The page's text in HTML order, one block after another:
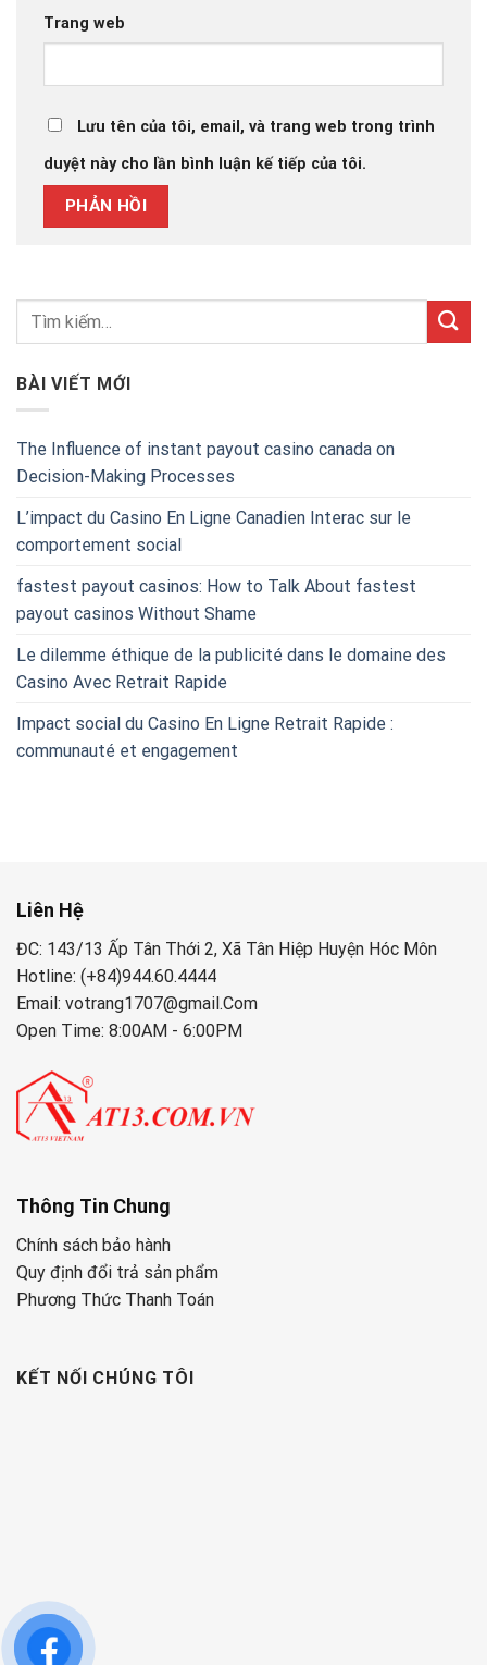
Trang web
Lưu tên của tôi, email, và trang web trong trình
duyệt này cho lần bình luận kế tiếp của tôi.
BÀI VIẾT MỚI
The Influence of instant payout casino canada on
Decision-Making Processes
L’impact du Casino En Ligne Canadien Interac sur le
comportement social
fastest payout casinos: How to Talk About fastest
payout casinos Without Shame
Le dilemme éthique de la publicité dans le domaine des
Casino Avec Retrait Rapide
Impact social du Casino En Ligne Retrait Rapide :
communauté et engagement
Liên Hệ
ĐC: 143/13 Ấp Tân Thới 2, Xã Tân Hiệp Huyện Hóc Môn
Hotline: (+84)944.60.4444
Email: votrang1707@gmail.Com
Open Time: 8:00AM - 6:00PM
Thông Tin Chung
Chính sách bảo hành
Quy định đổi trả sản phẩm
Phương Thức Thanh Toán
KẾT NỐI CHÚNG TÔI